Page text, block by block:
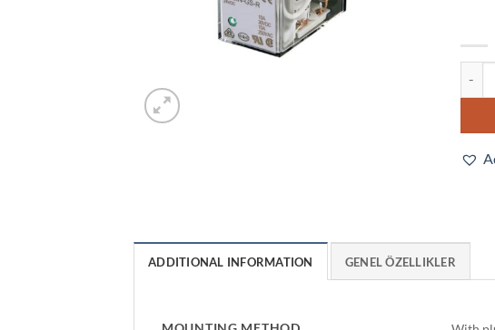
ADDITIONAL INFORMATION GENEL ÖZELLIKLER